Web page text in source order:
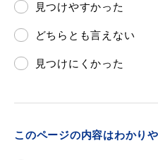
移住・出会い応
浜田市庁舎の
見つけやすかった
どちらとも言えない
見つけにくかった
このページの内容はわかり